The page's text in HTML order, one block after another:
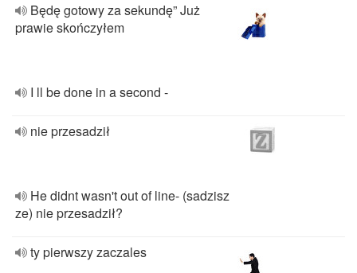
Będę gotowy za sekundę” Już
prawie skończyłem
I ll be done in a second -
nie przesadził
He didnt wasn't out of line- (sadzisz
ze) nie przesadził?
ty pierwszy zaczales